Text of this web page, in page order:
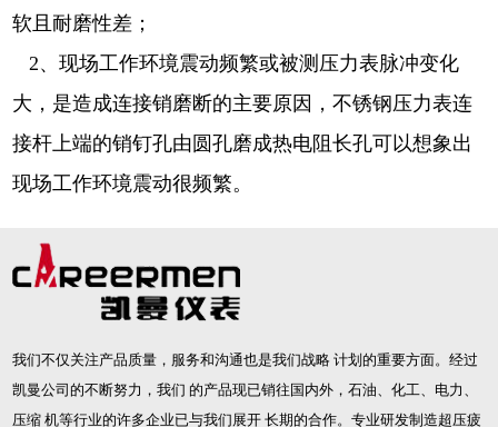
软且耐磨性差；
2、现场工作环境震动频繁或被测压力表脉冲变化
大，是造成连接销磨断的主要原因，不锈钢压力表连
接杆上端的销钉孔由圆孔磨成热电阻长孔可以想象出
现场工作环境震动很频繁。
我们不仅关注产品质量，服务和沟通也是我们战略 计划的重要方面。经过
凯曼公司的不断努力，我们 的产品现已销往国内外，石油、化工、电力、
压缩 机等行业的许多企业已与我们展开 长期的合作。专业研发制造超压疲